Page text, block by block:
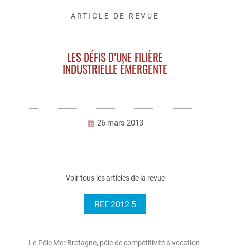
ARTICLE DE REVUE
LES DÉFIS D’UNE FILIÈRE
INDUSTRIELLE ÉMERGENTE
26 mars 2013
Voir tous les articles de la revue
REE 2012-5
Le Pôle Mer Bretagne, pôle de compétitivité à vocation